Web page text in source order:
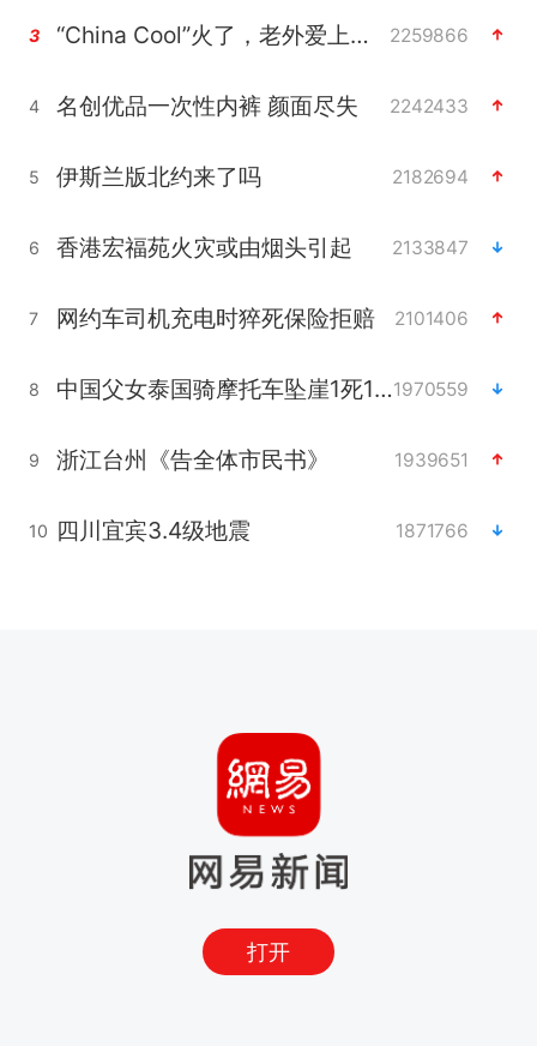
3 “China Cool”火了，老外爱上中国避暑游 2259866
4 名创优品一次性内裤 颜面尽失 2242433
5 伊斯兰版北约来了吗 2182694
6 香港宏福苑火灾或由烟头引起 2133847
7 网约车司机充电时猝死保险拒赔 2101406
8 中国父女泰国骑摩托车坠崖1死1伤1970559
9 浙江台州《告全体市民书》 1939651
10 四川宜宾3.4级地震 1871766
打开